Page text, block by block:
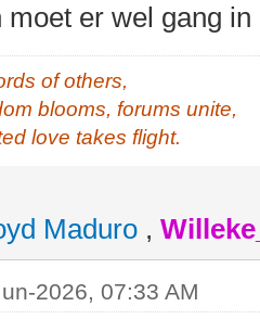
moet er wel gang
of others,
blooms, forums unite,
love takes flight.
Maduro ,
2026, 07:33 AM